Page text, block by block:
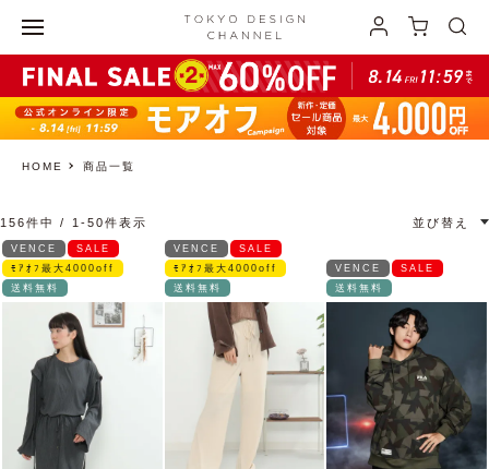
HOME 商品一覧
並び替え
156件中 1 -50件表示
VENCE
SALE
ﾓｱｵﾌ最大4000off
送料無料
VENCE
SALE
ﾓｱｵﾌ最大4000off
送料無料
VENCE
SALE
送料無料